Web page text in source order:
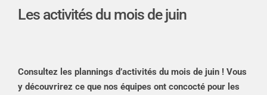
Les activités du mois de juin
Consultez les plannings d’activités du mois de juin ! Vous
y découvrirez ce que nos équipes ont concocté pour les